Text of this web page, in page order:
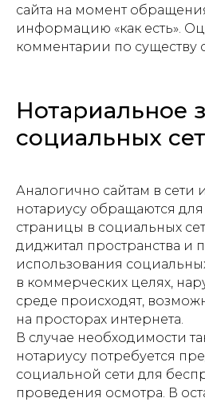
сайта на момент
информацию «как есть».
комментарии по существу
Нотариальное
социальных
Аналогично сайтам в сети
нотариусу обращаются
страницы в социальных
диджитал пространства и
использования
в коммерческих целях,
среде происходят,
на просторах интернета.
В случае необходимости
нотариусу потребуется
социальной сети для
проведения осмотра. В